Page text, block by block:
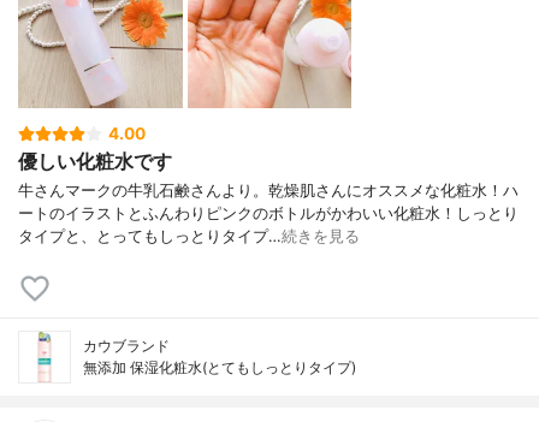
4.00
優しい化粧水です
牛さんマークの牛乳石鹸さんより。乾燥肌さんにオススメな化粧水！ハ
ートのイラストとふんわりピンクのボトルがかわいい化粧水！しっとり
タイプと、とってもしっとりタイプ…続きを見る
カウブランド
無添加 保湿化粧水(とてもしっとりタイプ)